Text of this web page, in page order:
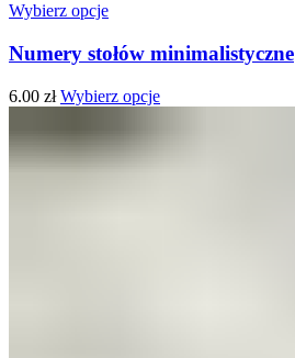
Wybierz opcje
Numery stołów minimalistyczne
6.00 zł Wybierz opcje